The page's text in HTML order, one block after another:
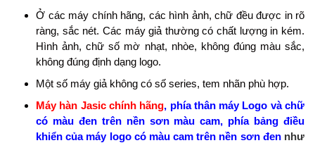
Ở các máy chính hãng, các hình ảnh, chữ đều được in rõ
ràng, sắc nét. Các máy giả thường có chất lượng in kém.
Hình ảnh, chữ số mờ nhạt, nhòe, không đúng màu sắc,
không đúng định dạng logo.
Một số máy giả không có số series, tem nhãn phù hợp.
Máy hàn Jasic chính hãng, phía thân máy Logo và chữ
có màu đen trên nền sơn màu cam, phía bảng điều
khiển của máy logo có màu cam trên nền sơn đen như